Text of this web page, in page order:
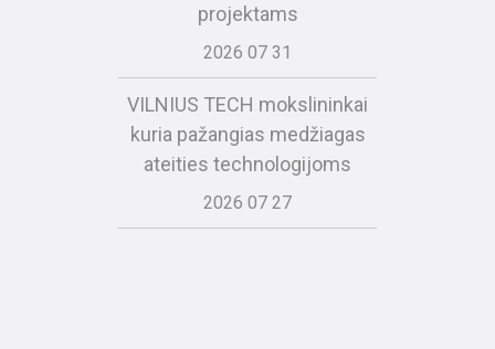
projektams
2026 07 31
VILNIUS TECH mokslininkai
kuria pažangias medžiagas
ateities technologijoms
2026 07 27